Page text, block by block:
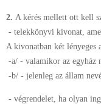
2. A kérés mellett ott kell
- telekkönyvi kivonat,
A kivonatban két lényeges
-a/ - valamikor az egyház
-b/ - jelenleg az állam
- végrendelet, ha olyan